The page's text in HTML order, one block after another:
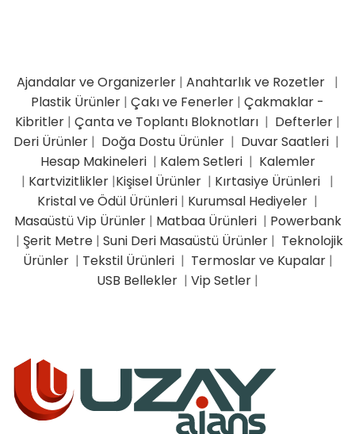
Ajandalar ve Organizerler | Anahtarlık ve Rozetler |
Plastik Ürünler | Çakı ve Fenerler | Çakmaklar -
Kibritler | Çanta ve Toplantı Bloknotları | Defterler |
Deri Ürünler| Doğa Dostu Ürünler | Duvar Saatleri |
Hesap Makineleri| Kalem Setleri| Kalemler
| Kartvizitlikler |Kişisel Ürünler | Kırtasiye Ürünleri |
Kristal ve Ödül Ürünleri | Kurumsal Hediyeler |
Masaüstü Vip Ürünler| Matbaa Ürünleri| Powerbank
| Şerit Metre| Suni Deri Masaüstü Ürünler| Teknolojik
Ürünler | Tekstil Ürünleri | Termoslar ve Kupalar|
USB Bellekler | Vip Setler |